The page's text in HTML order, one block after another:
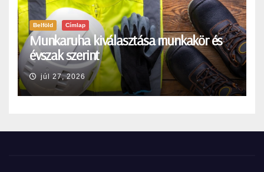
Belföld Címlap
Munkaruha kiválasztása munkakör és
évszak szerint
júl 27, 2026